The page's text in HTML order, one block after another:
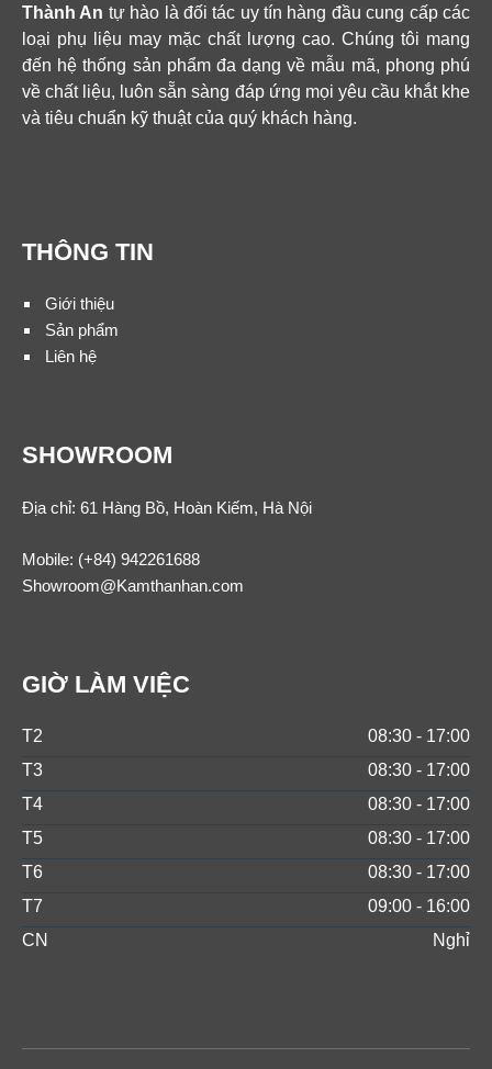
Thành An tự hào là đối tác uy tín hàng đầu cung cấp các
loại phụ liệu may mặc chất lượng cao. Chúng tôi mang
đến hệ thống sản phẩm đa dạng về mẫu mã, phong phú
về chất liệu, luôn sẵn sàng đáp ứng mọi yêu cầu khắt khe
và tiêu chuẩn kỹ thuật của quý khách hàng.
THÔNG TIN
Giới thiệu
Sản phẩm
Liên hệ
SHOWROOM
Địa chỉ: 61 Hàng Bồ, Hoàn Kiếm, Hà Nội
Mobile: (+84) 942261688
Showroom@Kamthanhan.com
GIỜ LÀM VIỆC
T2
08:30 - 17:00
T3
08:30 - 17:00
T4
08:30 - 17:00
T5
08:30 - 17:00
T6
08:30 - 17:00
T7
09:00 - 16:00
CN
Nghỉ